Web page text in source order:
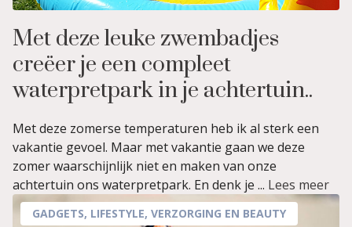
Met deze leuke zwembadjes
creëer je een compleet
waterpretpark in je achtertuin..
Met deze zomerse temperaturen heb ik al sterk een
vakantie gevoel. Maar met vakantie gaan we deze
zomer waarschijnlijk niet en maken van onze
achtertuin ons waterpretpark. En denk je ... Lees meer
GADGETS, LIFESTYLE, VERZORGING EN BEAUTY